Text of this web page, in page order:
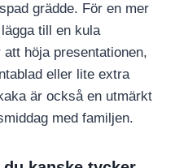
grädde. För en mer
till en kula
höja presentationen,
eller lite extra
är också en utmärkt
med familjen.